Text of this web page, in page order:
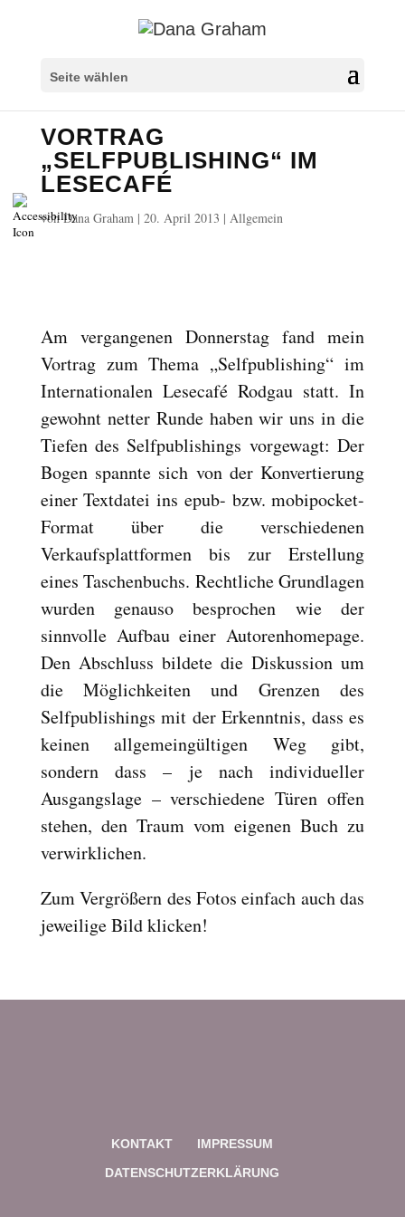
Seite wählen
VORTRAG
„SELFPUBLISHING“ IM
LESECAFÉ
vonDana Graham| 20. April 2013 | Allgemein
Am vergangenen Donnerstag fand mein
Vortrag zum Thema „Selfpublishing“ im
Internationalen Lesecafé Rodgau statt. In
gewohnt netter Runde haben wir uns in die
Tiefen des Selfpublishings vorgewagt: Der
Bogen spannte sich von der Konvertierung
einer Textdatei ins epub- bzw. mobipocket-
Format über die verschiedenen
Verkaufsplattformen bis zur Erstellung
eines Taschenbuchs. Rechtliche Grundlagen
wurden genauso besprochen wie der
sinnvolle Aufbau einer Autorenhomepage.
Den Abschluss bildete die Diskussion um
die Möglichkeiten und Grenzen des
Selfpublishings mit der Erkenntnis, dass es
keinen allgemeingültigen Weg gibt,
sondern dass – je nach individueller
Ausgangslage – verschiedene Türen offen
stehen, den Traum vom eigenen Buch zu
verwirklichen.
Zum Vergrößern des Fotos einfach auch das
jeweilige Bild klicken!
KONTAKT
IMPRESSUM
DATENSCHUTZERKLÄRUNG
Überschriften markieren
settings
zoom_out Herauszoomen
zoom_in Vergrößern
Schrift verkleinern
add_circle_outline Schrift vergrößern
format_underlined
font_download Links markieren
Reset
all
options
cached